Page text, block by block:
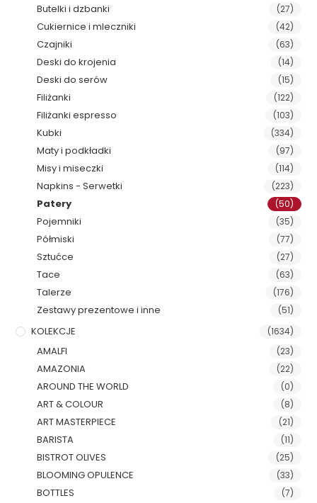
Butelki i dzbanki (27)
Cukiernice i mleczniki (42)
Czajniki (63)
Deski do krojenia (14)
Deski do serów (15)
Filiżanki (122)
Filiżanki espresso (103)
Kubki (334)
Maty i podkładki (97)
Misy i miseczki (114)
Napkins - Serwetki (223)
Patery (50)
Pojemniki (35)
Półmiski (77)
Sztućce (27)
Tace (63)
Talerze (176)
Zestawy prezentowe i inne (51)
KOLEKCJE (1634)
AMALFI (23)
AMAZONIA (22)
AROUND THE WORLD (0)
ART & COLOUR (8)
ART MASTERPIECE (21)
BARISTA (11)
BISTROT OLIVES (25)
BLOOMING OPULENCE (33)
BOTTLES (7)